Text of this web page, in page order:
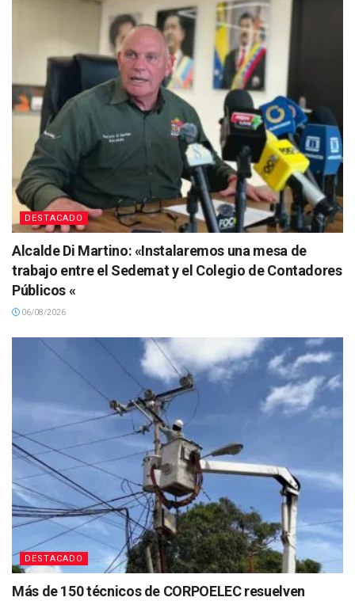
DESTACADO
Alcalde Di Martino: «Instalaremos una mesa de
trabajo entre el Sedemat y el Colegio de Contadores
Públicos «
06/08/2026
DESTACADO
Más de 150 técnicos de CORPOELEC resuelven